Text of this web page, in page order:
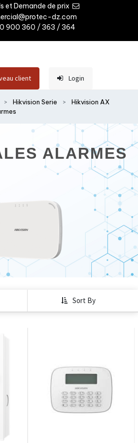
et Demande de prix
dz.com
900 360 / 363 / 364
client Login
Hikvision Serie
Hikvision AX
ALARMES
Sort By